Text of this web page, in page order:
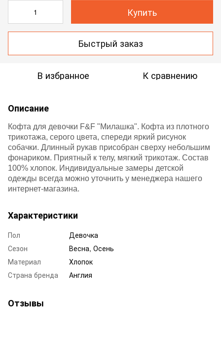
Купить
Быстрый заказ
В избранное К сравнению
Описание
Кофта для девочки F&F "Милашка". Кофта из плотного
трикотажа, серого цвета, спереди яркий рисунок
собачки. Длинный рукав присобран сверху небольшим
фонариком. Приятный к телу, мягкий трикотаж. Состав
100% хлопок. Индивидуальные замеры детской
одежды всегда можно уточнить у менеджера нашего
интернет-магазина.
Характеристики
Пол
Девочка
Сезон
Весна, Осень
Материал
Хлопок
Страна бренда
Англия
Отзывы